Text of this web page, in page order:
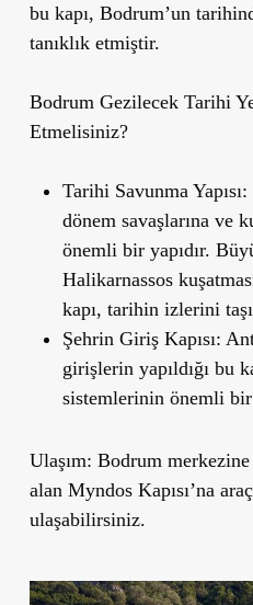
bu kapı, Bodrum’un
tanıklık etmiştir.
Bodrum Gezilecek Tarihi
Etmelisiniz?
Tarihi Savunma Yapısı:
dönem savaşlarına ve
önemli bir yapıdır.
Halikarnassos
kapı, tarihin izlerini
Şehrin Giriş Kapısı:
girişlerin yapıldığı bu
sistemlerinin önemli bir
Ulaşım: Bodrum
alan Myndos Kapısı’na
ulaşabilirsiniz.